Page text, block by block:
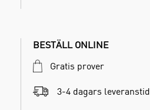
BESTÄLL ONLINE
Gratis prover
3-4 dagars leveranstid